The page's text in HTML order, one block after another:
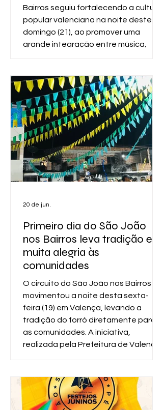
Bairros seguiu fortalecendo a cultura
popular valenciana na noite deste
domingo (21), ao promover uma
grande integração entre música,
destaques do dia foi o tradicional
Arrastão de Cajaíba, que chegou à
sua 16ª edição reunindo centenas de
pessoas pelas ruas do distrito. A
animação ficou por conta da banda
Tomaki e do cantor Fábio Márcio,
transformando o percurso em um
grande momento de cel
Primeiro dia do São João
nos Bairros leva tradição e
muita alegria às
comunidades
O circuito do São João nos Bairros
movimentou a noite desta sexta-
feira (19) em Valença, levando a
tradição do forró diretamente para
as comunidades. A iniciativa,
realizada pela Prefeitura de Valença,
junina com festas simultâneas nos
bairros da Vila Operária e da Estância
Azul, garantindo lazer acessível,
20 de jun.